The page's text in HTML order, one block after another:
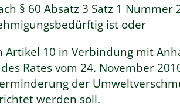
§ 60 Absatz 3 Satz 1
ist oder
10 in Verbindung mit
Rates vom 24. November
der
werden soll.